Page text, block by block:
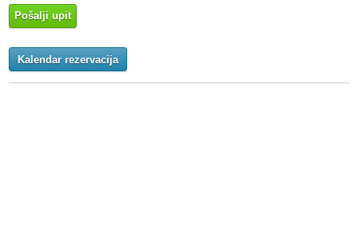
Pošalji upit
Kalendar rezervacija